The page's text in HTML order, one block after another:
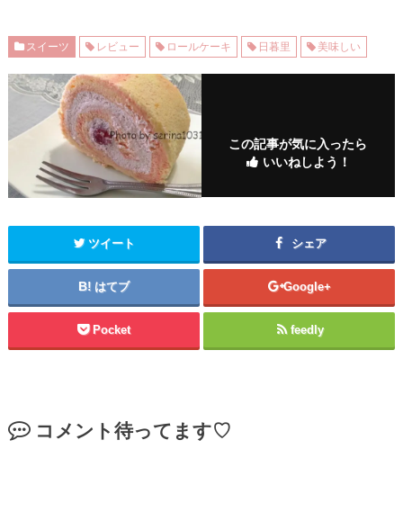
スイーツ レビュー ロールケーキ 日暮里 美味しい
この記事が気に入ったら
いいねしよう！
ツイート シェア
はてブ Google+
Pocket feedly
コメント待ってます♡